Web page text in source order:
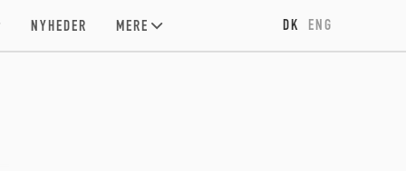
NYHEDER MERE DK ENG